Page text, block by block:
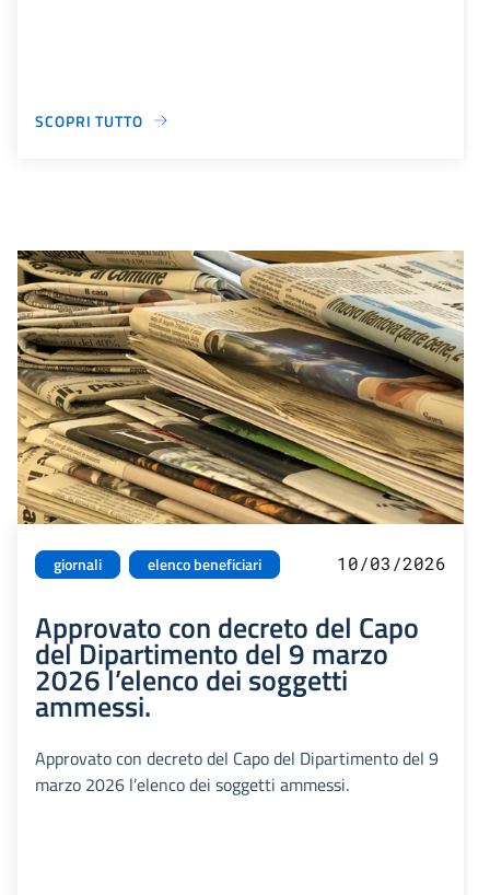
SCOPRI TUTTO
giornali elenco beneficiari 10/03/2026
Approvato con decreto del Capo
del Dipartimento del 9 marzo
2026 l’elenco dei soggetti
ammessi.
Approvato con decreto del Capo del Dipartimento del 9
marzo 2026 l’elenco dei soggetti ammessi.